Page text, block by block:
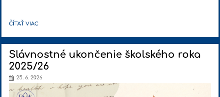
VOĽNÉ
ČÍTAŤ VIAC
Slávnostné ukončenie školského roka
2025/26
25. 6. 2026